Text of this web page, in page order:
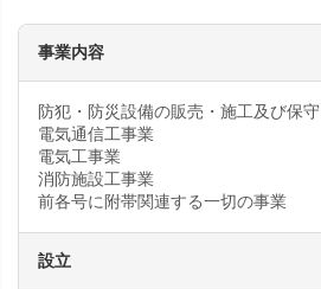
事業内容
防犯・防災設備の販売・施工及び保守
電気通信工事業
電気工事業
消防施設工事業
前各号に附帯関連する一切の事業
設立